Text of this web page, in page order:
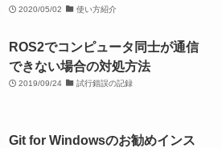
2020/05/02 使い方紹介
ROS2でコンピュータ同士が通信
できない場合の対処方法
2019/09/24 試行錯誤の記録
Git for Windowsのお勧めインス